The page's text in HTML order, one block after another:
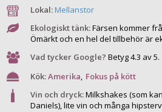
Lokal:Mellanstor
Ekologiskt tänk:Färsen kommer
Ömärkt och en hel del tillbehör är
Vad tycker Google? Betyg 4.3 av 5.
Kök:Amerika, Fokus på kött
Vin och dryck:Milkshakes (som
Daniels), lite vin och många